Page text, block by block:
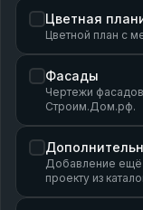
Цветная
Цветной план с
Фасады
Чертежи
Строим.Дом.рф.
Добавление ещё
проекту из